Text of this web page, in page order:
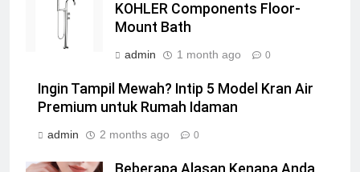
KOHLER Components Floor-
Mount Bath
admin 1 month ago 0
Ingin Tampil Mewah? Intip 5 Model Kran Air
Premium untuk Rumah Idaman
admin 2 months ago 0